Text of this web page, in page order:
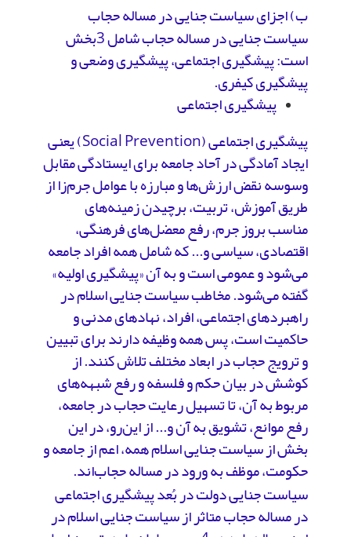
ب) اجزای سیاست جنایی در مساله حجاب
سیاست جنایی در مساله حجاب شامل 3بخش
است: پیشگیری اجتماعی، پیشگیری وضعی و
پیشگیری کیفری.
پیشگیری اجتماعی
پیشگیری اجتماعی (Social Prevention) یعنی
ایجاد آمادگی در آحاد جامعه برای ایستادگی مقابل
وسوسه نقض ارزش‌ها و مبارزه با عوامل جرم‌زا از
طریق آموزش، تربیت، برچیدن زمینه‌های
مناسب بروز جرم، رفع معضل‌های فرهنگی،
اقتصادی، سیاسی و... که شامل همه افراد جامعه
می‌شود و عمومی است و به آن «پیشگیری اولیه»
گفته می‌شود. مخاطب سیاست جنایی اسلام در
راهبردهای اجتماعی، افراد، نهادهای مدنی و
حاکمیت است، پس همه وظیفه دارند برای تبیین
و ترویج حجاب در ابعاد مختلف تلاش کنند. از
کوشش در بیان حکم و فلسفه و رفع شبهه‌های
مربوط به آن، تا تسهیل رعایت حجاب در جامعه،
رفع موانع، تشویق به آن و... از این‌رو، در این
بخش از سیاست جنایی اسلام همه، اعم از جامعه و
حکومت، موظف به ورود در مساله حجاب‌اند.
سیاست جنایی دولت در بُعد پیشگیری اجتماعی
در مساله حجاب متاثر از سیاست جنایی اسلام در